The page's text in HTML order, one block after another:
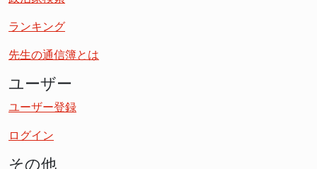
ランキング
先生の通信簿とは
ユーザー
ユーザー登録
ログイン
その他